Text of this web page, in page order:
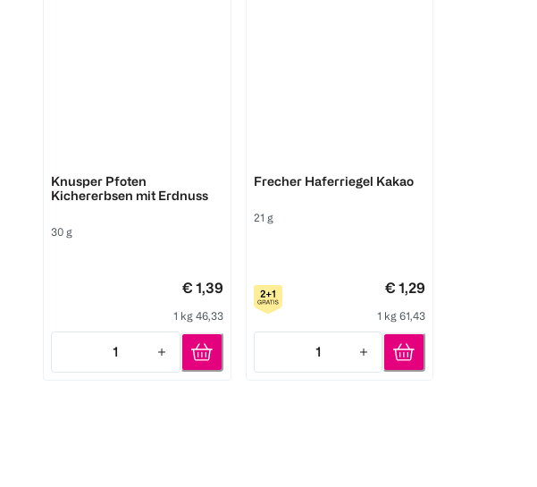
Knusper Pfoten
Kichererbsen mit Erdnuss
30 g
€ 1,39
1 kg 46,33
1
Quantity: 1
Frecher Haferriegel Kakao
21 g
€ 1,29
1 kg 61,43
1
Quantity: 1